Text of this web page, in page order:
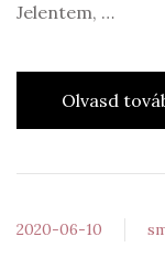
Jelentem, …
Olvasd
2020-06-10